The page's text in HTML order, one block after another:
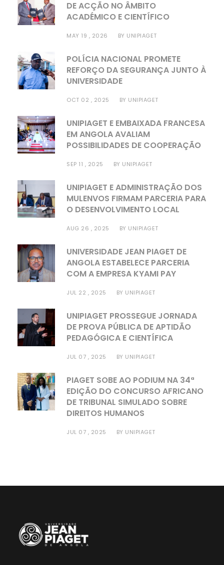
DE ACÇÃO NO ÂMBITO
ACADÉMICO E CIENTÍFICO
MAY 19 , 2026 BY UNIPIAGET
POLÍCIA NACIONAL PROMETE
REFORÇO DA SEGURANÇA JUNTO À
UNIVERSIDADE
OCT 02 , 2025 BY UNIPIAGET
UNIPIAGET E EMBAIXADA FRANCESA
EM ANGOLA AVALIAM
POSSIBILIDADES DE COOPERAÇÃO
SEP 11 , 2025 BY UNIPIAGET
UNIPIAGET E ADMINISTRAÇÃO DOS
MULENVOS FIRMAM PARCERIA PARA
O DESENVOLVIMENTO LOCAL
AUG 26 , 2025 BY UNIPIAGET
UNIVERSIDADE JEAN PIAGET DE
ANGOLA ESTABELECE PARCERIA
COM A EMPRESA KYAMI PAY
JUL 22 , 2025 BY UNIPIAGET
UNIPIAGET PROSSEGUE JORNADA
DE PROVA PÚBLICA DE APTIDÃO
PEDAGÓGICA E CIENTÍFICA
JUL 07 , 2025 BY UNIPIAGET
PIAGET SOBE AO PODIUM NA 34ª
EDIÇÃO DO CONCURSO AFRICANO
DE TRIBUNAL SIMULADO SOBRE
DIREITOS HUMANOS
JUL 07 , 2025 BY UNIPIAGET